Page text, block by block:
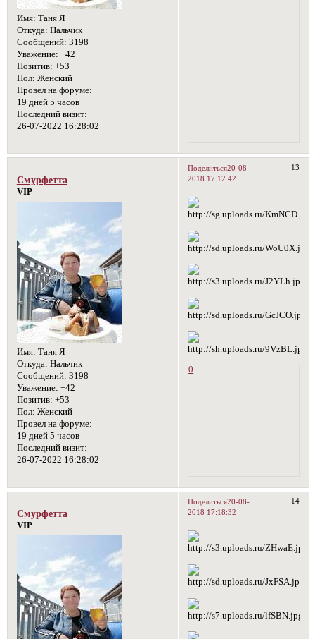
Имя: Таня Я
Откуда: Нальчик
Сообщений: 3198
Уважение: +42
Позитив: +53
Пол: Женский
Провел на форуме:
19 дней 5 часов
Последний визит:
26-07-2022 16:28:02
Поделиться 13
20-08-
2018 17:12:42
Смурфетта
VIP
Имя: Таня Я
Откуда: Нальчик
Сообщений: 3198
Уважение: +42
Позитив: +53
Пол: Женский
Провел на форуме:
19 дней 5 часов
Последний визит:
26-07-2022 16:28:02
0
Поделиться 14
20-08-
2018 17:18:32
Смурфетта
VIP